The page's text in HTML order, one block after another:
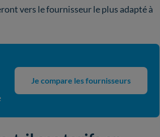
vers le fournisseur le plus adapté à
Je compare les fournisseurs